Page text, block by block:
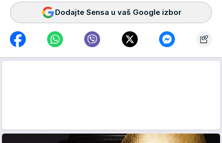
Dodajte Sensa u vaš Google izbor